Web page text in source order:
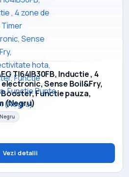
TI64IB30FB, Inductie , 4
Sense Boil&Fry,
Functie pauza,
(Negru)
Negru
Vezi detalii